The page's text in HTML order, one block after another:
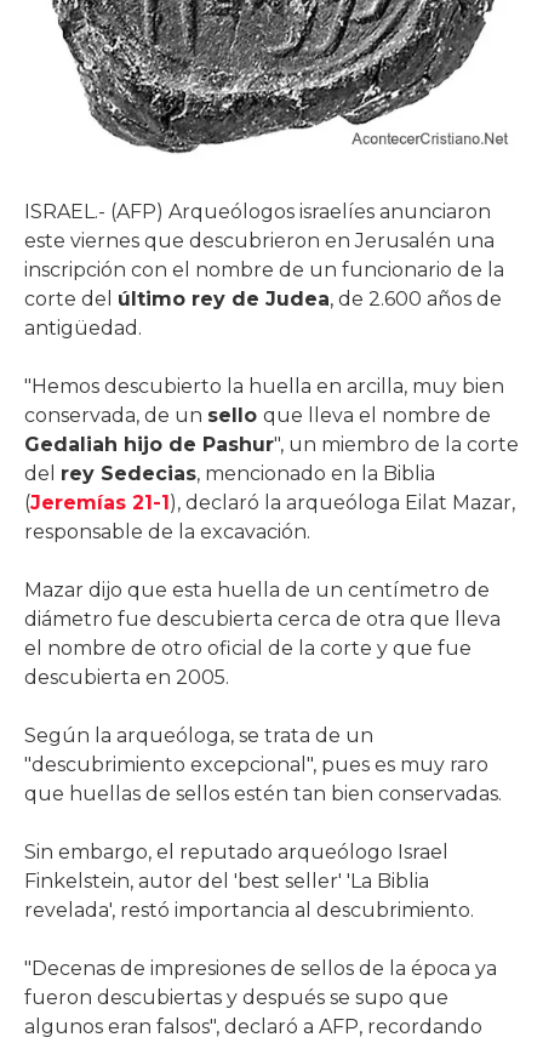
ISRAEL.- (AFP) Arqueólogos israelíes anunciaron
este viernes que descubrieron en Jerusalén una
inscripción con el nombre de un funcionario de la
corte del último rey de Judea, de 2.600 años de
antigüedad.
"Hemos descubierto la huella en arcilla, muy bien
conservada, de un sello que lleva el nombre de
Gedaliah hijo de Pashur", un miembro de la corte
del rey Sedecias, mencionado en la Biblia
(Jeremías 21-1 ), declaró la arqueóloga Eilat Mazar,
responsable de la excavación.
Mazar dijo que esta huella de un centímetro de
diámetro fue descubierta cerca de otra que lleva
el nombre de otro oficial de la corte y que fue
descubierta en 2005.
Según la arqueóloga, se trata de un
"descubrimiento excepcional", pues es muy raro
que huellas de sellos estén tan bien conservadas.
Sin embargo, el reputado arqueólogo Israel
Finkelstein, autor del 'best seller' 'La Biblia
revelada', restó importancia al descubrimiento.
"Decenas de impresiones de sellos de la época ya
fueron descubiertas y después se supo que
algunos eran falsos", declaró a AFP, recordando